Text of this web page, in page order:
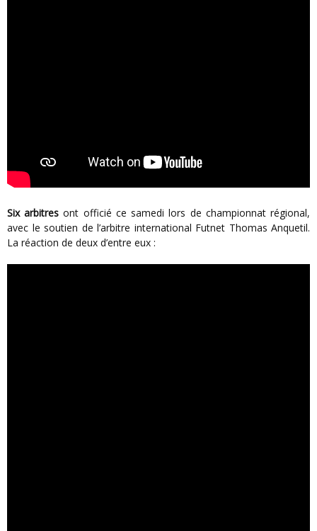
Six arbitres ont officié ce samedi lors de championnat régional,
avec le soutien de l’arbitre international Futnet Thomas Anquetil.
La réaction de deux d’entre eux :